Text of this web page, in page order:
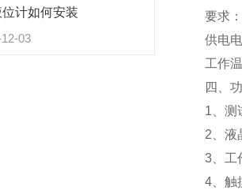
计如何安装
03
要求
供电
工作
四、
1、测
2、液
3、工
4、触